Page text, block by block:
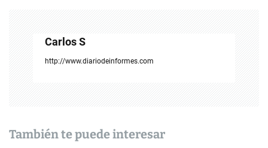
e
Carlos S
http://www.diariodeinformes.com
También te puede interesar